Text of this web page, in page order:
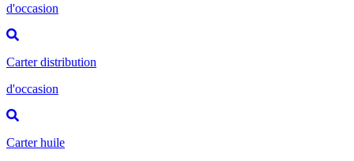
d'occasion
Carter distribution
d'occasion
Carter huile